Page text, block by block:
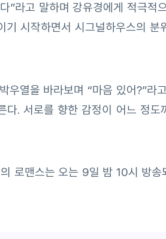
”라고 말하며 강유경에게 적극적
시작하면서 시그널하우스의 분
열을 바라보며 “마음 있어?”라
. 서로를 향한 감정이 어느 정도
로맨스는 오는 9일 밤 10시 방송